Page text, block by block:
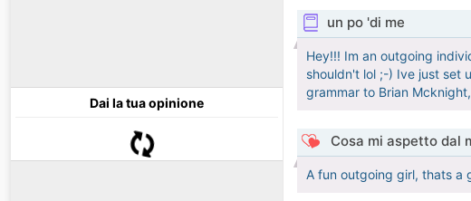
Dai la tua opinione
un po 'di me
Hey!!! Im an outgoing
shouldn't lol ;-) Ive just set
grammar to Brian
Cosa mi aspetto dal
A fun outgoing girl, thats a